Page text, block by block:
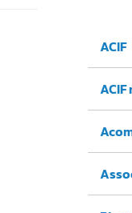
ACIF